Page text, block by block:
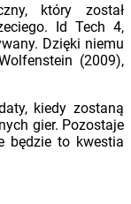
który został
Id Tech 4,
Dzięki niemu
(2009),
kiedy zostaną
gier. Pozostaje
będzie to kwestia